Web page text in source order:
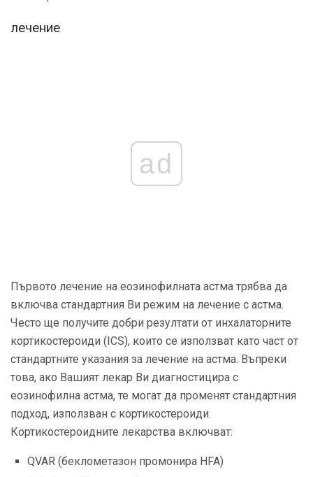
лечение
ad
Първото лечение на еозинофилната астма трябва да
включва стандартния Ви режим на лечение с астма.
Често ще получите добри резултати от инхалаторните
кортикостероиди (ICS), които се използват като част от
стандартните указания за лечение на астма. Въпреки
това, ако Вашият лекар Ви диагностицира с
еозинофилна астма, те могат да променят стандартния
подход, използван с кортикостероиди.
Кортикостероидните лекарства включват:
QVAR (беклометазон промонира HFA)